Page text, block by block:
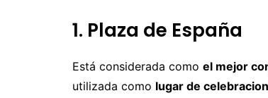
1. Plaza de España
Está considerada como el mejor
utilizada como lugar de